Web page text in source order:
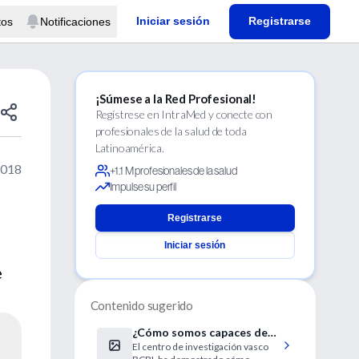
Notificaciones Iniciar sesión Registrarse
¡Súmese a la Red Profesional!
Regístrese en IntraMed y conecte con
profesionales de la salud de toda
Latinoamérica.
+1.1 M profesionales de la salud
Impulse su perfil
Registrarse
Iniciar sesión
Contenido sugerido
¿Cómo somos capaces de
predecir una palabra antes
El centro de investigación vasco